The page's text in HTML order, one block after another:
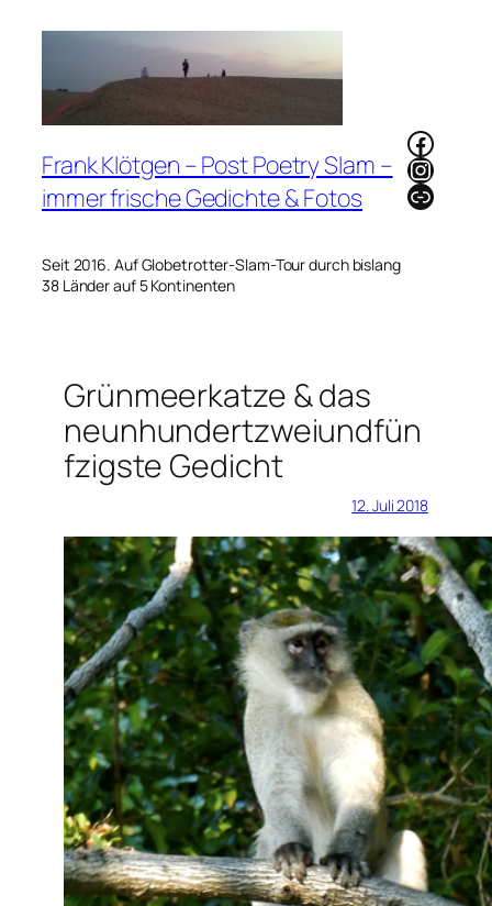
Frank Klötgen – Post Poetry Slam –
immer frische Gedichte & Fotos
Seit 2016. Auf Globetrotter-Slam-Tour durch bislang
38 Länder auf 5 Kontinenten
Link
Grünmeerkatze & das
neunhundertzweiundfün
fzigste Gedicht
12. Juli 2018